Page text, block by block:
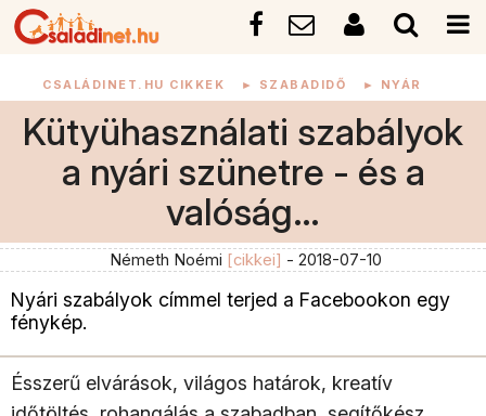
CSALÁDINET.HU CIKKEK ► SZABADIDŐ ► NYÁR
Kütyühasználati szabályok
a nyári szünetre - és a
valóság…
Németh Noémi [cikkei] - 2018-07-10
Nyári szabályok címmel terjed a Facebookon egy
fénykép.
Ésszerű elvárások, világos határok, kreatív